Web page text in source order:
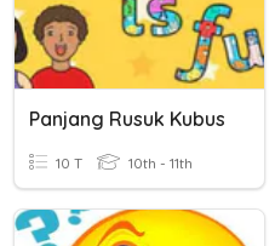
Panjang Rusuk Kubus
10 T 10th - 11th